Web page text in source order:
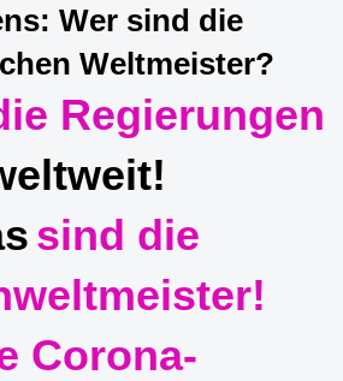
Wer sind die
Weltmeister?
Regierungen
sind die
Corona-